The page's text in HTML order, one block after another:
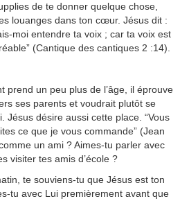
de te donner quelque chose,
louanges dans ton cœur. Jésus dit :
moi entendre ta voix ; car ta voix est
(Cantique des cantiques 2 :14).
prend un peu plus de l’âge, il éprouve
ses parents et voudrait plutôt se
Jésus désire aussi cette place. “Vous
ce que je vous commande” (Jean
un ami ? Aimes-tu parler avec
visiter tes amis d’école ?
te souviens-tu que Jésus est ton
tu avec Lui premièrement avant que